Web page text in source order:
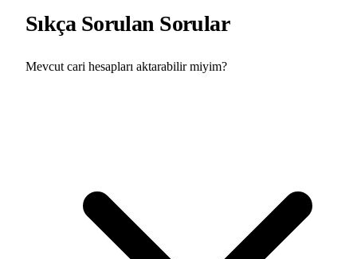
Sıkça Sorulan Sorular
Mevcut cari hesapları aktarabilir miyim?